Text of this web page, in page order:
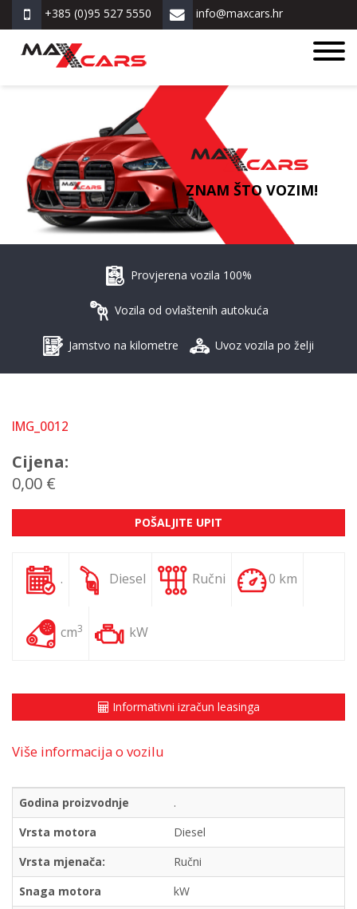
+385 (0)95 527 5550 info@maxcars.hr
ZNAM ŠTO VOZIM!
Provjerena vozila 100%
Vozila od ovlaštenih autokuća
Jamstvo na kilometre Uvoz vozila po želji
IMG_0012
Cijena:
0,00 €
POŠALJITE UPIT
. Diesel Ručni 0 km
cm3 kW
Informativni izračun leasinga
Više informacija o vozilu
Godina proizvodnje
.
Vrsta motora
Diesel
Vrsta mjenača:
Ručni
Snaga motora
kW